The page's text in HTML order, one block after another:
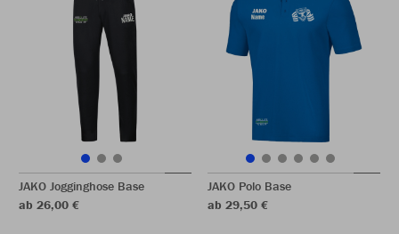
JAKO Jogginghose Base
ab 26,00 €
JAKO Polo Base
ab 29,50 €